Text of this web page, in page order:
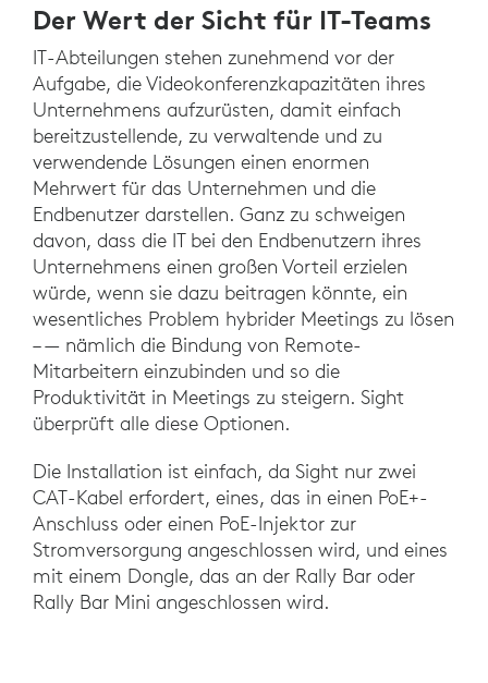
Der Wert der Sicht für IT-Teams
IT-Abteilungen stehen zunehmend vor der
Aufgabe, die Videokonferenzkapazitäten ihres
Unternehmens aufzurüsten, damit einfach
bereitzustellende, zu verwaltende und zu
verwendende Lösungen einen enormen
Mehrwert für das Unternehmen und die
Endbenutzer darstellen. Ganz zu schweigen
davon, dass die IT bei den Endbenutzern ihres
Unternehmens einen großen Vorteil erzielen
würde, wenn sie dazu beitragen könnte, ein
wesentliches Problem hybrider Meetings zu lösen
– — nämlich die Bindung von Remote-
Mitarbeitern einzubinden und so die
Produktivität in Meetings zu steigern. Sight
überprüft alle diese Optionen.
Die Installation ist einfach, da Sight nur zwei
CAT-Kabel erfordert, eines, das in einen PoE+-
Anschluss oder einen PoE-Injektor zur
Stromversorgung angeschlossen wird, und eines
mit einem Dongle, das an der Rally Bar oder
Rally Bar Mini angeschlossen wird.